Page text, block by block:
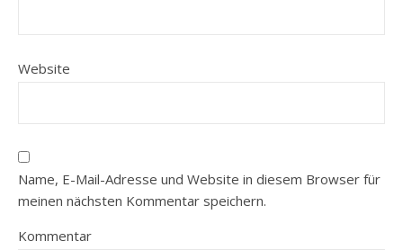
Website
Name, E-Mail-Adresse und Website in diesem Browser für
meinen nächsten Kommentar speichern.
Kommentar